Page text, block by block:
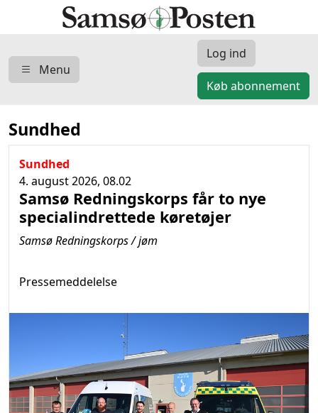
Menu
Log ind
Køb abonnement
Sundhed
Sundhed
4. august 2026, 08.02
Samsø Redningskorps får to nye
specialindrettede køretøjer
Samsø Redningskorps / jøm
Pressemeddelelse